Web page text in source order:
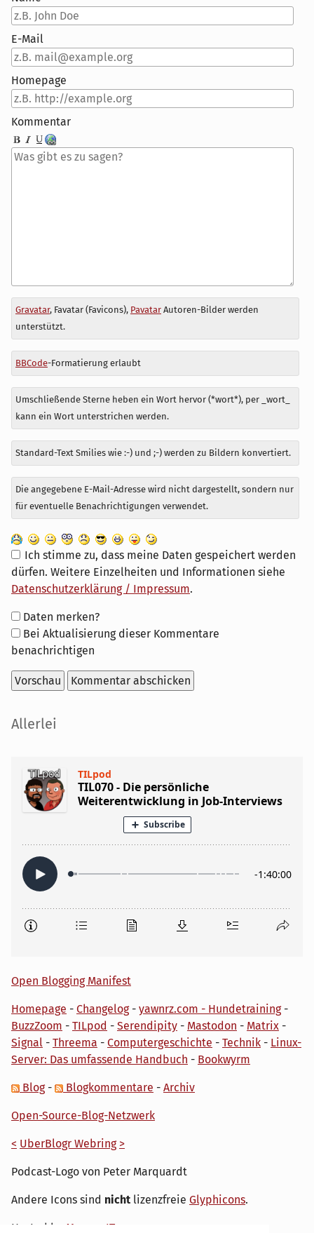
E-Mail
Homepage
Kommentar
Antwort
zu
Gravatar, Favatar (Favicons), PavatarAutoren-Bilder werden
unterstützt.
BBCode-Formatierung erlaubt
Umschließende Sterne heben ein Wort hervor (*wort*), per _wort_
kann ein Wort unterstrichen werden.
Standard-Text Smilies wie :-) und ;-) werden zu Bildern konvertiert.
Die angegebene E-Mail-Adresse wird nicht dargestellt, sondern nur
für eventuelle Benachrichtigungen verwendet.
Ich stimme zu, dass meine Daten gespeichert werden
dürfen. Weitere Einzelheiten und Informationen siehe
Datenschutzerklärung / Impressum.
Formular-
Optionen
Daten merken?
Bei Aktualisierung dieser Kommentare
benachrichtigen
Seitenleiste
Allerlei
Open Blogging Manifest
Homepage - Changelog- yawnrz.com - Hundetraining-
BuzzZoom - TILpod - Serendipity - Mastodon - Matrix -
Signal - Threema - Computergeschichte - Technik - Linux-
Server: Das umfassende Handbuch - Bookwyrm
Blog- Blogkommentare - Archiv
Open-Source-Blog-Netzwerk
< UberBlogr Webring >
Podcast-Logo von Peter Marquardt
Andere Icons sind nicht lizenzfreie Glyphicons.
Hosted by My own IT.